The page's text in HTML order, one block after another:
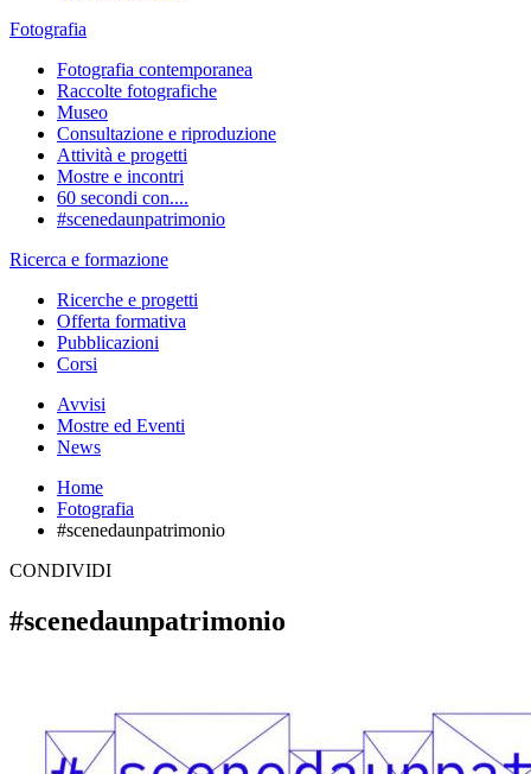
Fotografia
Fotografia contemporanea
Raccolte fotografiche
Museo
Consultazione e riproduzione
Attività e progetti
Mostre e incontri
60 secondi con....
#scenedaunpatrimonio
Ricerca e formazione
Ricerche e progetti
Offerta formativa
Pubblicazioni
Corsi
Avvisi
Mostre ed Eventi
News
Home
Fotografia
#scenedaunpatrimonio
CONDIVIDI
#scenedaunpatrimonio